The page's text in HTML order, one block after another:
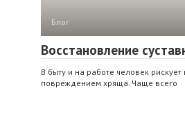
Блог
Восстановление
В быту и на работе человек
повреждением хряща. Чаще всего